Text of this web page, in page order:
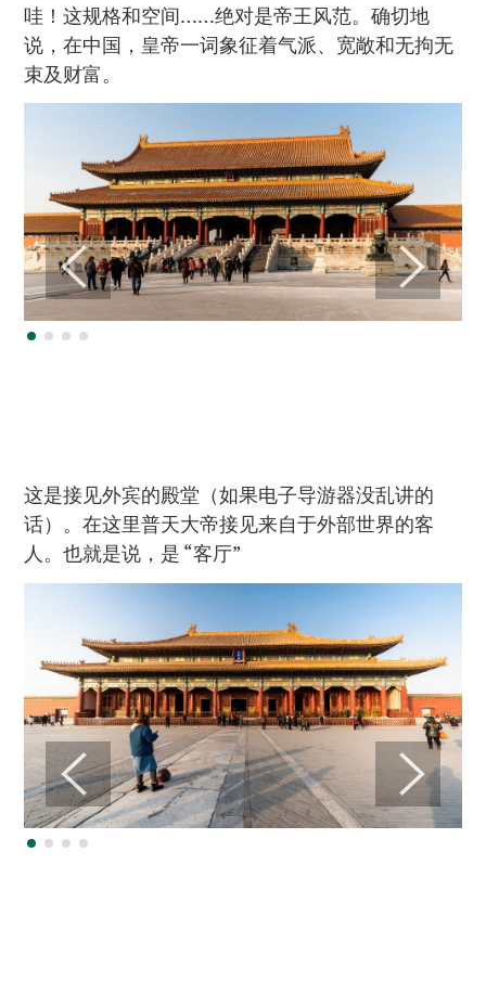
哇！这规格和空间……绝对是帝王风范。确切地
说，在中国，皇帝一词象征着气派、宽敞和无拘无
束及财富。
这是接见外宾的殿堂（如果电子导游器没乱讲的
话）。在这里普天大帝接见来自于外部世界的客
人。也就是说，是 “客厅”